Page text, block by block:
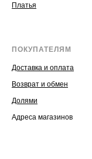
Платья
ПОКУПАТЕЛЯМ
Доставка и оплата
Возврат и обмен
Долями
Адреса магазинов